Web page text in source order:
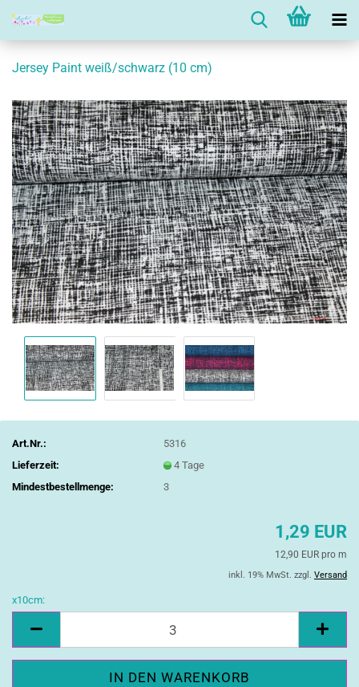
Jersey Paint weiß/schwarz (10 cm)
Art.Nr.:
5316
Lieferzeit:
4 Tage
Mindestbestellmenge:
3
1,29 EUR
12,90 EUR pro m
inkl. 19% MwSt. zzgl. Versand
x10cm: